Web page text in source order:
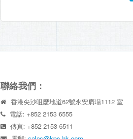
聯絡我們：
香港尖沙咀麼地道62號永安廣場1112 室
電話: +852 2153 6555
傳真: +852 2153 6511